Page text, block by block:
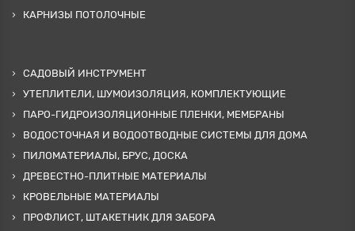
КАРНИЗЫ ПОТОЛОЧНЫЕ
САДОВЫЙ ИНСТРУМЕНТ
УТЕПЛИТЕЛИ, ШУМОИЗОЛЯЦИЯ, КОМПЛЕКТУЮЩИЕ
ПАРО-ГИДРОИЗОЛЯЦИОННЫЕ ПЛЕНКИ, МЕМБРАНЫ
ВОДОСТОЧНАЯ И ВОДООТВОДНЫЕ СИСТЕМЫ ДЛЯ ДОМА
ПИЛОМАТЕРИАЛЫ, БРУС, ДОСКА
ДРЕВЕСТНО-ПЛИТНЫЕ МАТЕРИАЛЫ
КРОВЕЛЬНЫЕ МАТЕРИАЛЫ
ПРОФЛИСТ, ШТАКЕТНИК ДЛЯ ЗАБОРА